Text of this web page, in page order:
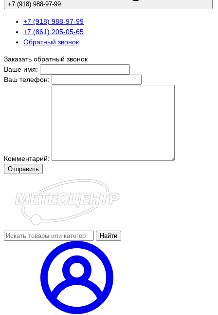
+7 (918) 988-97-99
+7 (918) 988-97-99
+7 (861) 205-05-65
Обратный звонок
Заказать обратный звонок
Ваше имя:
Ваш телефон:
Комментарий:
Отправить
Найти